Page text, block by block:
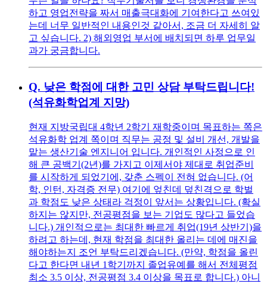
하고 영업전략을 짜서 매출극대화에 기여한다고 쓰여있
는데 너무 일반적인 내용인것 같아서, 조금 더 자세히 알
고 싶습니다. 2) 해외영업 부서에 배치되면 하루 업무일
과가 궁금합니다.
Q. 낮은 학점에 대한 고민 상담 부탁드립니다!
(석유화학업계 지망)
현재 지방국립대 4학년 2학기 재학중이며 목표하는 쪽은
석유화학 업계 쪽이며 직무는 공정 및 설비 개선, 개발을
맡는 생산기술 엔지니어 입니다. 개인적인 사정으로 인
해 큰 공백기(2년)를 가지고 이제서야 제대로 취업준비
를 시작하게 되었기에, 갖춘 스펙이 전혀 없습니다. (어
학, 인턴, 자격증 전무) 여기에 엎친데 덮친격으로 학벌
과 학점도 낮은 상태라 걱정이 앞서는 상황입니다. (확실
하지는 않지만, 전공평점을 보는 기업도 많다고 들었습
니다.) 개인적으로는 최대한 빠르게 취업(19년 상반기)을
하려고 하는데, 현재 학점을 최대한 올리는 데에 매진을
해야하는지 조언 부탁드리겠습니다. (만약, 학점을 올린
다고 한다면 내년 1학기까지 졸업유예를 해서 전체평점
최소 3.5 이상, 전공평점 3.4 이상을 목표로 합니다.) 아니